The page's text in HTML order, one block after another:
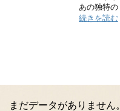
あの独特の
続きを読む
まだデータがありません。